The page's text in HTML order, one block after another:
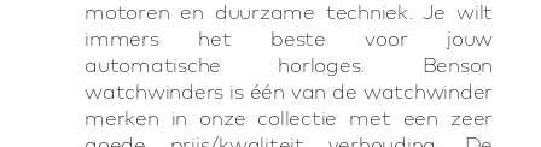
motoren en duurzame techniek. Je wilt
immers het beste voor jouw
automatische horloges. Benson
watchwinders is één van de watchwinder
merken in onze collectie met een zeer